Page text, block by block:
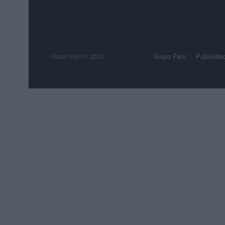
Grupo Faro Publicidad
Grupo Faro © 2023